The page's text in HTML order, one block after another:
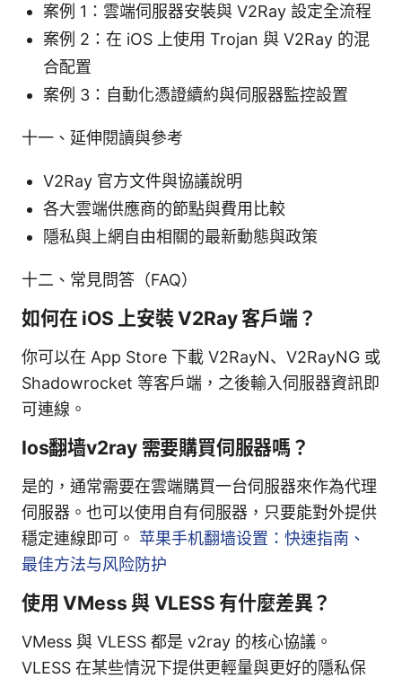
案例 1：雲端伺服器安裝與 V2Ray 設定全流程
案例 2：在 iOS 上使用 Trojan 與 V2Ray 的混
合配置
案例 3：自動化憑證續約與伺服器監控設置
十一、延伸閱讀與參考
V2Ray 官方文件與協議說明
各大雲端供應商的節點與費用比較
隱私與上網自由相關的最新動態與政策
十二、常見問答（FAQ）
如何在 iOS 上安裝 V2Ray 客戶端？
你可以在 App Store 下載 V2RayN、V2RayNG 或
Shadowrocket 等客戶端，之後輸入伺服器資訊即
可連線。
Ios翻墙v2ray 需要購買伺服器嗎？
是的，通常需要在雲端購買一台伺服器來作為代理
伺服器。也可以使用自有伺服器，只要能對外提供
穩定連線即可。 苹果手机翻墙设置：快速指南、
最佳方法与风险防护
使用 VMess 與 VLESS 有什麼差異？
VMess 與 VLESS 都是 v2ray 的核心協議。
VLESS 在某些情況下提供更輕量與更好的隱私保